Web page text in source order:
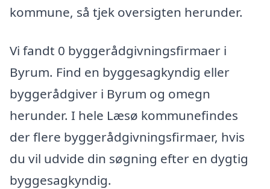
kommune, så tjek oversigten herunder.
Vi fandt 0 byggerådgivningsfirmaer i
Byrum. Find en byggesagkyndig eller
byggerådgiver i Byrum og omegn
herunder. I hele Læsø kommunefindes
der flere byggerådgivningsfirmaer, hvis
du vil udvide din søgning efter en dygtig
byggesagkyndig.